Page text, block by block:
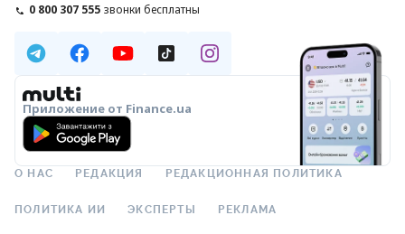
0 800 307 555 звонки бесплатны
Приложение от Finance.ua
О НАС РЕДАКЦИЯ РЕДАКЦИОННАЯ ПОЛИТИКА
ПОЛИТИКА ИИ ЭКСПЕРТЫ РЕКЛАМА